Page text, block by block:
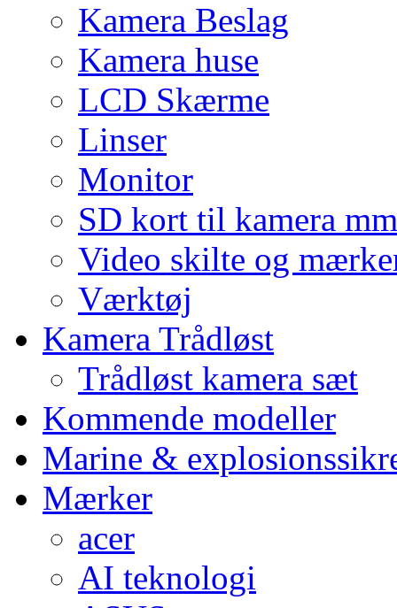
Kamera Beslag
Kamera huse
LCD Skærme
Linser
Monitor
SD kort til kamera mm
Video skilte og
Værktøj
Kamera Trådløst
Trådløst kamera sæt
Kommende modeller
Marine &
Mærker
acer
AI teknologi